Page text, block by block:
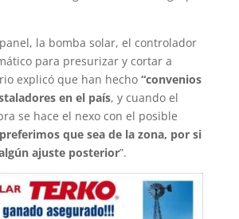
la bomba solar, el controlador
para presurizar y cortar a
explicó que han hecho “convenios
en el país, y cuando el
se hace el nexo con el posible
preferimos que sea de la zona, por si
ajuste posterior”.